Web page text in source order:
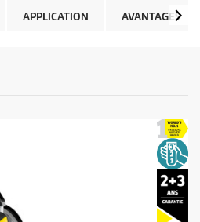
APPLICATION AVANTAGES